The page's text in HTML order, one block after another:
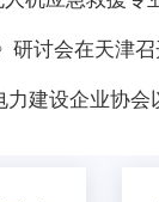
研讨会在天津